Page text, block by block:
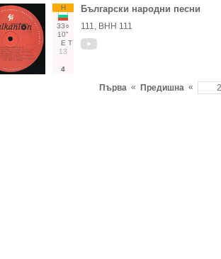
Н
33○
10"
Е Т
13
4
Български народни песни
111, ВНН 111
Първа « Предишна «